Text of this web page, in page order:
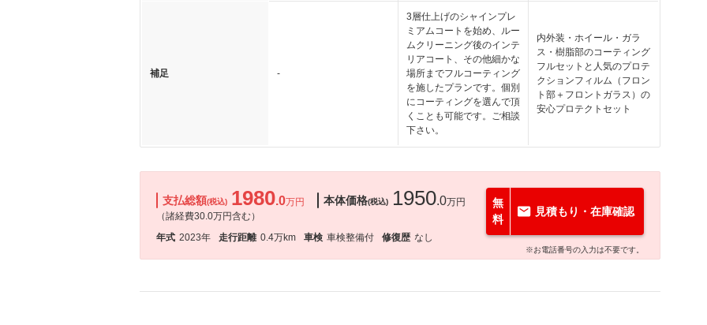
補足 -
3層仕上げのシャインプレ
ミアムコートを始め、ルー
ムクリーニング後のインテ
リアコート、その他細かな
場所までフルコーティング
を施したプランです。個別
にコーティングを選んで頂
くことも可能です。ご相談
下さい。
内外装・ホイール・ガラ
ス・樹脂部のコーティング
フルセットと人気のプロテ
クションフィルム（フロン
ト部＋フロントガラス）の
安心プロテクトセット
支払総額(税込) 1980.0万円
（諸経費30.0万円含む）
本体価格(税込) 1950.0万円
年式 2023年 走行距離 0.4万km 車検 車検整備付 修復歴 なし
無
料
見積もり・在庫確認
※お電話番号の入力は不要です。